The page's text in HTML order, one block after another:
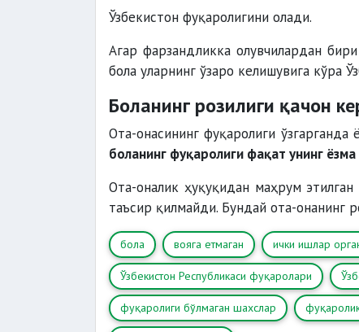
Ўзбекистон фуқаролигини олади.
Агар фарзандликка олувчилардан
бола уларнинг ўзаро келишувига кўра
Боланинг розилиги қачон
Ота-онасининг фуқаролиги
боланинг фуқаролиги фақат унинг
Ота-оналик ҳуқуқидан маҳрум
таъсир қилмайди. Бундай ота-онанинг
бола вояга етмаган ички ишлар
Ўзбекистон Республикаси фуқаролари
фуқаролиги бўлмаган шахслар